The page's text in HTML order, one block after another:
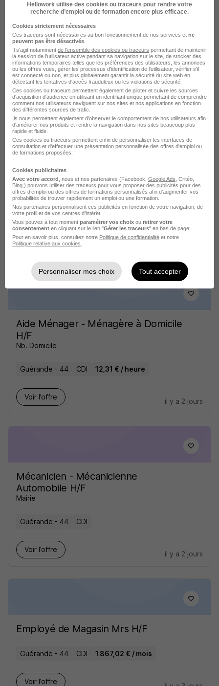
Agent - Agente de Maintenance
Industrielle H/F
EVLB
Guérande - 44 CDD 2 200 - 2 300 € / mois
Voir l’offre
il y a 2 jours
Maître Nageur Sauveteur H/F
Snc Aqua Gph
Guérande - 44 CDI 14,80 € / heure
Voir l’offre
Aide Ménager - Ménagère à Domicile
H/F
Nb. Domicile
Guérande - 44 CDI 12,31 € / heure
Voir l’offre
il y a 2 jours
Mécanicien - Mécanicienne
Automobile H/F
Mairie
Guérande - 44 CDI
Voir l’offre
il y a 2 jours
Employé de Magasin Mrs H/F
Guérande - 44 CDI 1 867,02 € / mois
Voir l’offre
Hellowork utilise des cookies ou traceurs pour rendre votre
recherche d’emploi ou de formation encore plus efficace.
Cookies strictement nécessaires
Ces traceurs sont nécessaires au bon fonctionnement de nos services et ne
peuvent pas être désactivés
Il s'agit notamment de l'ensemble des cookies ou traceurs permettant de maintenir
la session de l'utilisateur active pendant sa navigation sur le site, de stocker des
informations temporaires telles que les préférences des utilisateurs, les annonces
ou les offres vues, gérer les processus d'identification de l'utilisateur, vérifier s'il
est connecté ou non, et plus globalement garantir la sécurité du site web en
détectant les tentatives d'accès frauduleux ou les violations de sécurité.
Ces cookies ou traceurs permettent également de piloter et suivre les sources
d'acquisition d'audience en utilisant un identifiant unique permettant de comprendre
comment nos utilisateurs naviguent sur nos sites et nos applications en fonction
des différentes sources de trafic.
Ils nous permettent également d’observer le comportement de nos utilisateurs afin
d'améliorer nos produits et rendre la navigation dans nos sites beaucoup plus
rapide et fluide.
Ces cookies ou traceurs permettent enfin de personnaliser les interfaces de
consultation et d'effectuer une présentation personnalisée des offres d'emploi ou
de formations proposées.
Cookies publicitaires
Avec votre accord , nous et nos partenaires (Facebook, Google Ads , Critéo,
Bing,) pouvons utiliser des traceurs pour vous proposer des publicités pour des
offres d’emploi ou des offres de formations personnalisés afin d’augmenter vos
probabilités de trouver rapidement un emploi ou une formation.
Nos partenaires personnalisent ces publicités en fonction de votre navigation, de
votre profil et de vos centres d’intérêt.
Vous pouvez à tout moment paramétrer vos choix ou retirer votre
consentement en cliquant sur le lien "Gérer les traceurs" en bas de page.
Pour en savoir plus, consultez notre Politique de confidentialité et notre
Politique relative aux cookies
Personnaliser mes choix Tout accepter